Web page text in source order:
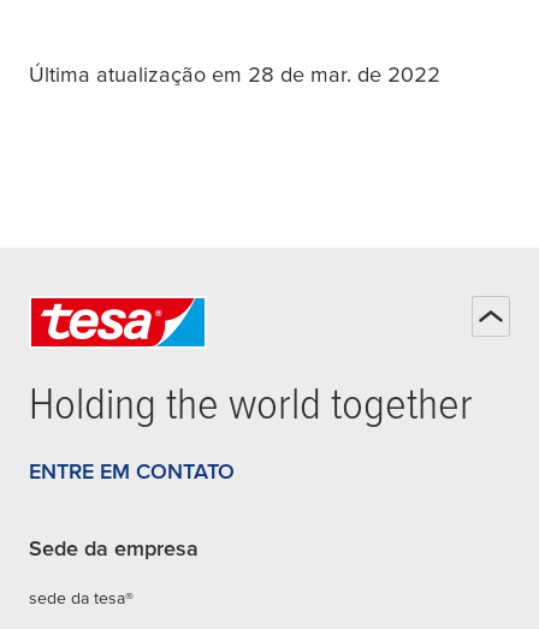
Última atualização em 28 de mar. de 2022
Holding the world together
ENTRE EM CONTATO
Sede da empresa
sede da tesa®